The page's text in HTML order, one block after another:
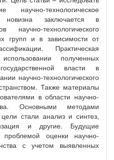
технологическое
новизна заключается в
научно-технологического
групп и в зависимости от
Практическая
полученных
власти в
научно-технологического
Также материалы
в области научно-
Основными методами
стали анализ и синтез,
и другие. Будущие
оценки научно-
с учетом выявленных